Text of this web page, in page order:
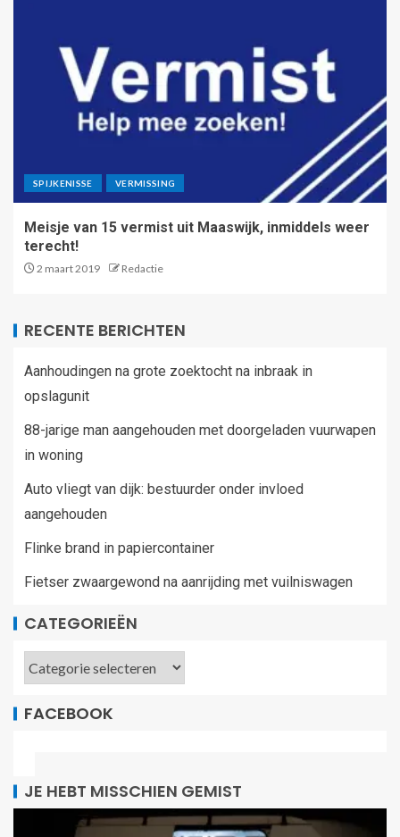
SPIJKENISSE VERMISSING
Meisje van 15 vermist uit Maaswijk, inmiddels weer
terecht!
2 maart 2019 Redactie
RECENTE BERICHTEN
Aanhoudingen na grote zoektocht na inbraak in
opslagunit
88-jarige man aangehouden met doorgeladen vuurwapen
in woning
Auto vliegt van dijk: bestuurder onder invloed
aangehouden
Flinke brand in papiercontainer
Fietser zwaargewond na aanrijding met vuilniswagen
CATEGORIEËN
FACEBOOK
JE HEBT MISSCHIEN GEMIST